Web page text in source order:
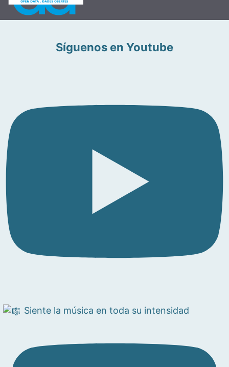
Síguenos en Youtube
Siente la música en toda su intensidad